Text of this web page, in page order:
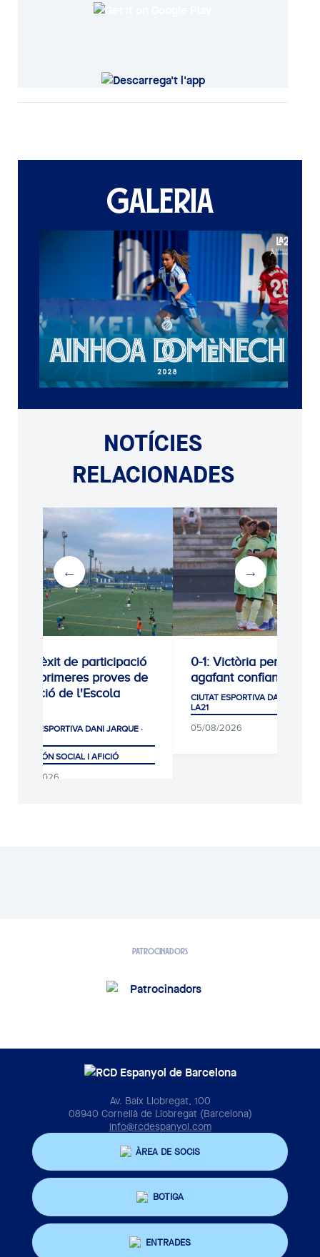
GALERIA
NOTÍCIES
RELACIONADES
Gran èxit de participació
a les primeres proves de
selecció de l'Escola
CIUTAT ESPORTIVA DANI JARQUE ·
CLUB, MÓN SOCIAL I AFICIÓ
07/08/2026
0-1: Victòria per
agafant confiança
CIUTAT ESPORTIVA DANI
LA21
05/08/2026
PATROCINADORS
Av. Baix Llobregat, 100
08940 Cornellà de Llobregat (Barcelona)
info@rcdespanyol.com
ÀREA DE SOCIS
BOTIGA
ENTRADES